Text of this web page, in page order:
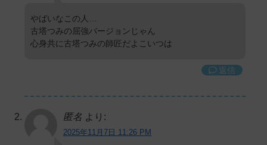
やばいなこの人…
古塔つみの屈強バージョンじゃん
心身共に古塔つみの師匠だよこいつは
返信
匿名 より:
2025年11月7日 11:26 PM